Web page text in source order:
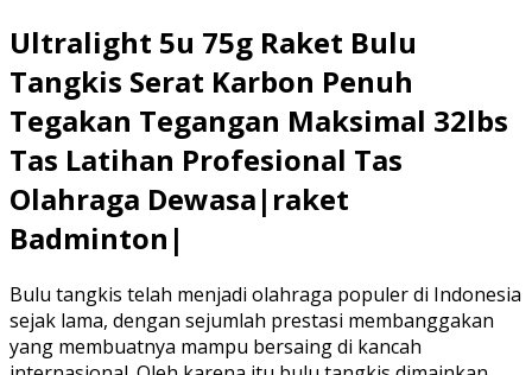
Ultralight 5u 75g Raket Bulu
Tangkis Serat Karbon Penuh
Tegakan Tegangan Maksimal 32lbs
Tas Latihan Profesional Tas
Olahraga Dewasa|raket
Badminton|
Bulu tangkis telah menjadi olahraga populer di Indonesia
sejak lama, dengan sejumlah prestasi membanggakan
yang membuatnya mampu bersaing di kancah